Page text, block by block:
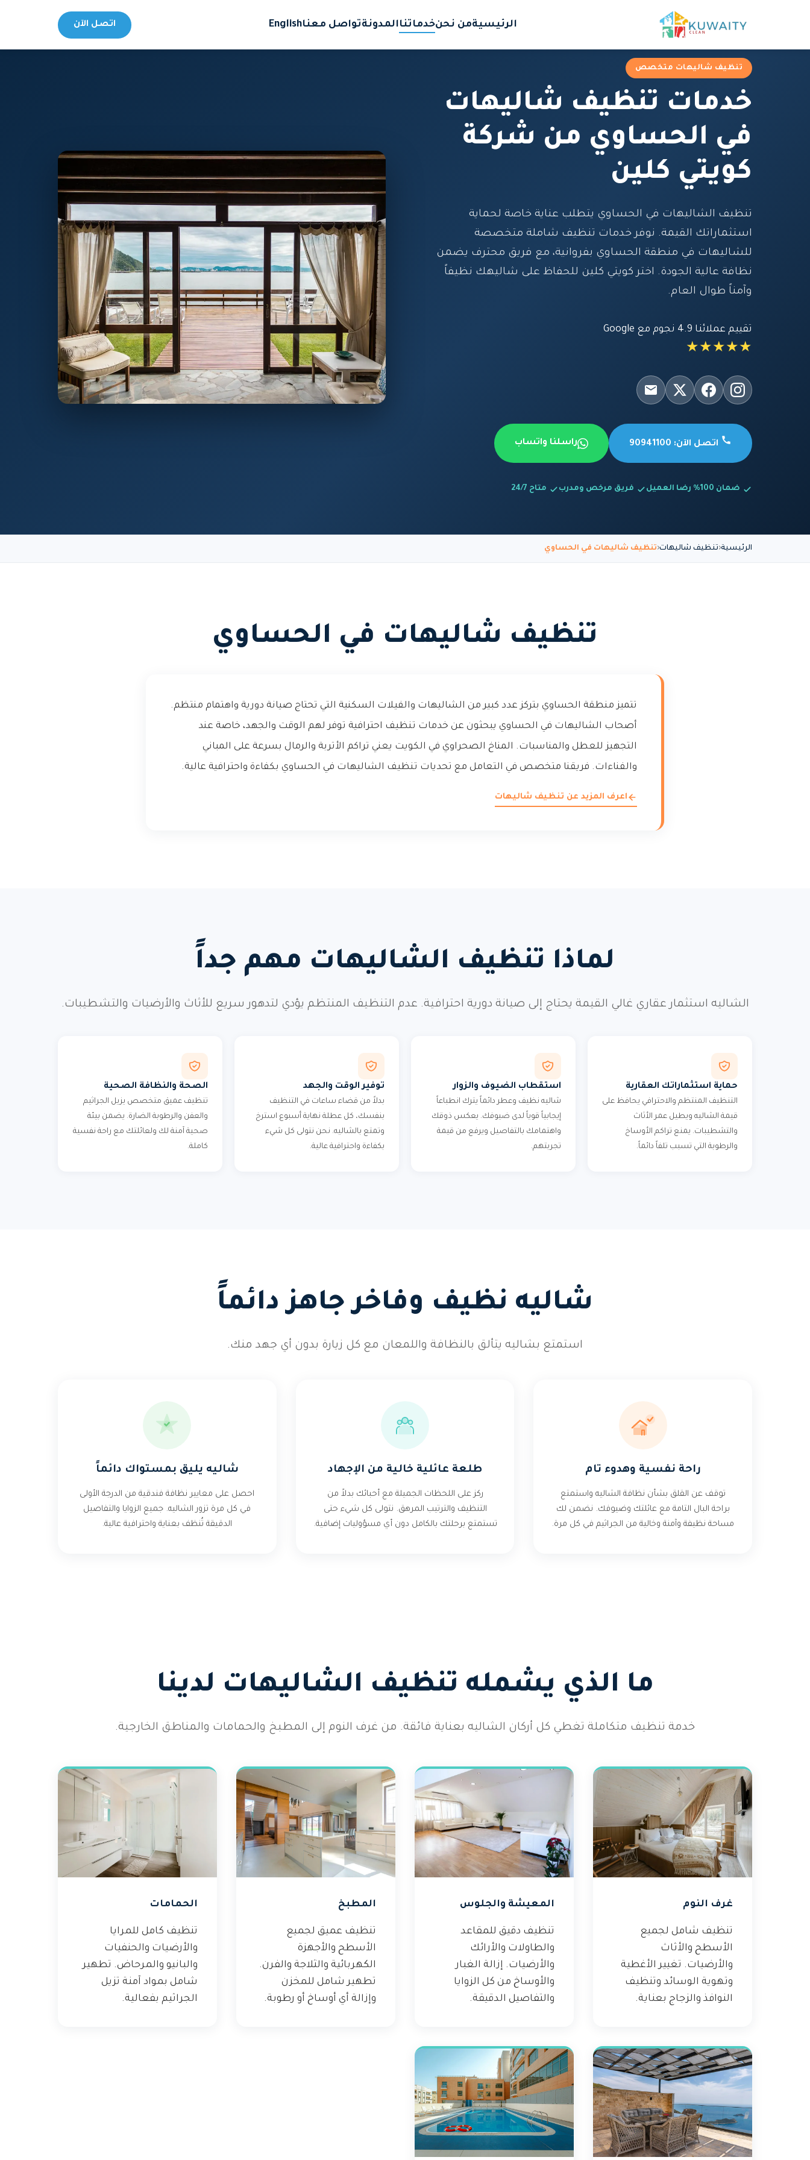
الرئيسيةمن نحنخدماتناالمدونةتواصل معناEnglish اتصل الآن
تنظيف شاليهات متخصص
خدمات تنظيف شاليهات
في الحساوي من شركة
كويتي كلين
تنظيف الشاليهات في الحساوي يتطلب عناية خاصة لحماية
استثماراتك القيمة. نوفر خدمات تنظيف شاملة متخصصة
للشاليهات في منطقة الحساوي بفروانية، مع فريق محترف يضمن
نظافة عالية الجودة. اختر كويتي كلين للحفاظ على شاليهك نظيفاً
وآمناً طوال العام.
تقييم عملائنا 4.9 نجوم مع Google
★★★★★
اتصل الآن: 90941100 راسلنا واتساب
ضمان 100% رضا العميل فريق مرخص ومدرب متاح 24/7
الرئيسية تنظيف شاليهات تنظيف شاليهات في الحساوي
تنظيف شاليهات في الحساوي
تتميز منطقة الحساوي بتركز عدد كبير من الشاليهات والفيلات السكنية التي تحتاج صيانة دورية واهتمام منتظم.
أصحاب الشاليهات في الحساوي يبحثون عن خدمات تنظيف احترافية توفر لهم الوقت والجهد، خاصة عند
التجهيز للعطل والمناسبات. المناخ الصحراوي في الكويت يعني تراكم الأتربة والرمال بسرعة على المباني
والفناءات. فريقنا متخصص في التعامل مع تحديات تنظيف الشاليهات في الحساوي بكفاءة واحترافية عالية.
اعرف المزيد عن تنظيف شاليهات
لماذا تنظيف الشاليهات مهم جداً
الشاليه استثمار عقاري غالي القيمة يحتاج إلى صيانة دورية احترافية. عدم التنظيف المنتظم يؤدي لتدهور سريع للأثاث والأرضيات والتشطيبات.
حماية استثماراتك العقارية
التنظيف المنتظم والاحترافي يحافظ على
قيمة الشاليه ويطيل عمر الأثاث
والتشطيبات. يمنع تراكم الأوساخ
والرطوبة التي تسبب تلفاً دائماً.
استقطاب الضيوف والزوار
شاليه نظيف وعطر دائماً يترك انطباعاً
إيجابياً قوياً لدى ضيوفك. يعكس ذوقك
واهتمامك بالتفاصيل ويرفع من قيمة
تجربتهم.
توفير الوقت والجهد
بدلاً من قضاء ساعات في التنظيف
بنفسك، كل عطلة نهاية أسبوع استرخ
وتمتع بالشاليه. نحن نتولى كل شيء
بكفاءة واحترافية عالية.
الصحة والنظافة الصحية
تنظيف عميق متخصص يزيل الجراثيم
والعفن والرطوبة الضارة. يضمن بيئة
صحية آمنة لك ولعائلتك مع راحة نفسية
كاملة.
شاليه نظيف وفاخر جاهز دائماً
استمتع بشاليه يتألق بالنظافة واللمعان مع كل زيارة بدون أي جهد منك.
راحة نفسية وهدوء تام
توقف عن القلق بشأن نظافة الشاليه واستمتع
براحة البال التامة مع عائلتك وضيوفك. نضمن لك
مساحة نظيفة وآمنة وخالية من الجراثيم في كل مرة.
طلعة عائلية خالية من الإجهاد
ركز على اللحظات الجميلة مع أحبائك بدلاً من
التنظيف والترتيب المرهق. نتولى كل شيء حتى
تستمتع برحلتك بالكامل دون أي مسؤوليات إضافية.
شاليه يليق بمستواك دائماً
احصل على معايير نظافة فندقية من الدرجة الأولى
في كل مرة تزور الشاليه. جميع الزوايا والتفاصيل
الدقيقة تُنظف بعناية واحترافية عالية.
ما الذي يشمله تنظيف الشاليهات لدينا
خدمة تنظيف متكاملة تغطي كل أركان الشاليه بعناية فائقة. من غرف النوم إلى المطبخ والحمامات والمناطق الخارجية.
غرف النوم
تنظيف شامل لجميع
الأسطح والأثاث
والأرضيات. تغيير الأغطية
وتهوية الوسائد وتنظيف
النوافذ والزجاج بعناية.
المعيشة والجلوس
تنظيف دقيق للمقاعد
والطاولات والأرائك
والأرضيات. إزالة الغبار
والأوساخ من كل الزوايا
والتفاصيل الدقيقة.
المطبخ
تنظيف عميق لجميع
الأسطح والأجهزة
الكهربائية والثلاجة والفرن.
تطهير شامل للمخزن
وإزالة أي أوساخ أو رطوبة.
الحمامات
تنظيف كامل للمرايا
والأرضيات والحنفيات
والبانيو والمرحاض. تطهير
شامل بمواد آمنة تزيل
الجراثيم بفعالية.